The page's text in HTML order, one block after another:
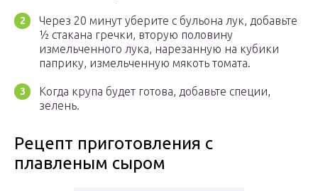
Через 20 минут уберите с бульона лук, добавьте
½ стакана гречки, вторую половину
измельченного лука, нарезанную на кубики
паприку, измельченную мякоть томата.
Когда крупа будет готова, добавьте специи,
зелень.
Рецепт приготовления с
плавленым сыром